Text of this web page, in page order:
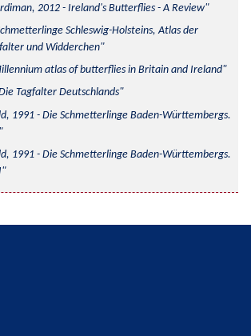
2012 - Ireland's Butterflies - A Review
Schleswig-Holsteins, Atlas der
und Widderchen
atlas of butterflies in Britain and Ireland
Tagfalter Deutschlands
1991 - Die Schmetterlinge Baden-Württembergs.
1991 - Die Schmetterlinge Baden-Württembergs.